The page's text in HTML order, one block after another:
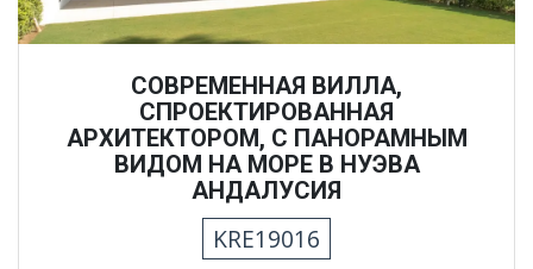
СОВРЕМЕННАЯ ВИЛЛА,
СПРОЕКТИРОВАННАЯ
АРХИТЕКТОРОМ, С ПАНОРАМНЫМ
ВИДОМ НА МОРЕ В НУЭВА
АНДАЛУСИЯ
KRE19016